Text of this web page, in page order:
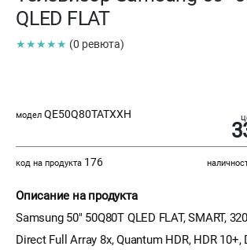
QLED FLAT
★★★★★ (0 ревюта)
модел QE50Q80TATXXH
код на продукта 176
Описание на продукта
Samsung 50" 50Q80T QLED FLAT, SMART,
Direct Full Array 8x, Quantum HDR, HDR